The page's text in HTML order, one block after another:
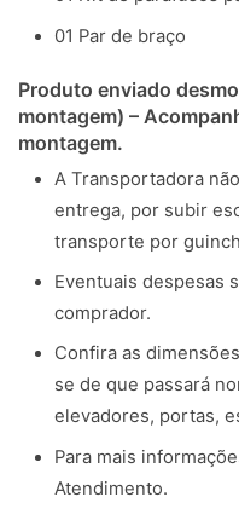
01 Par de braço
Produto enviado
montagem) –
montagem.
A Transportadora
entrega, por subir
transporte por
Eventuais despesas
comprador.
Confira as
se de que passará
elevadores, portas,
Para mais
Atendimento.